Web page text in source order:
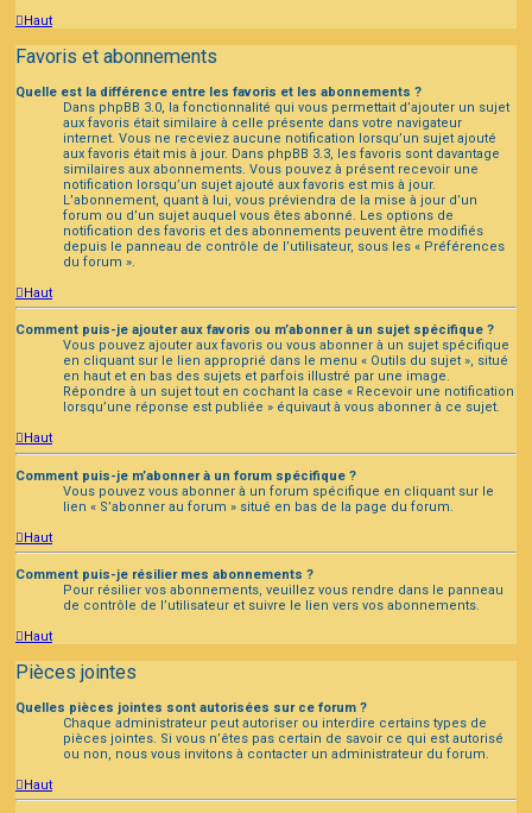
Haut
Favoris et abonnements
Quelle est la différence entre les favoris et les abonnements ?
Dans phpBB 3.0, la fonctionnalité qui vous permettait d’ajouter un sujet
aux favoris était similaire à celle présente dans votre navigateur
internet. Vous ne receviez aucune notification lorsqu’un sujet ajouté
aux favoris était mis à jour. Dans phpBB 3.3, les favoris sont davantage
similaires aux abonnements. Vous pouvez à présent recevoir une
notification lorsqu’un sujet ajouté aux favoris est mis à jour.
L’abonnement, quant à lui, vous préviendra de la mise à jour d’un
forum ou d’un sujet auquel vous êtes abonné. Les options de
notification des favoris et des abonnements peuvent être modifiés
depuis le panneau de contrôle de l’utilisateur, sous les « Préférences
du forum ».
Haut
Comment puis-je ajouter aux favoris ou m’abonner à un sujet spécifique ?
Vous pouvez ajouter aux favoris ou vous abonner à un sujet spécifique
en cliquant sur le lien approprié dans le menu « Outils du sujet », situé
en haut et en bas des sujets et parfois illustré par une image.
Répondre à un sujet tout en cochant la case « Recevoir une notification
lorsqu’une réponse est publiée » équivaut à vous abonner à ce sujet.
Haut
Comment puis-je m’abonner à un forum spécifique ?
Vous pouvez vous abonner à un forum spécifique en cliquant sur le
lien « S’abonner au forum » situé en bas de la page du forum.
Haut
Comment puis-je résilier mes abonnements ?
Pour résilier vos abonnements, veuillez vous rendre dans le panneau
de contrôle de l’utilisateur et suivre le lien vers vos abonnements.
Haut
Pièces jointes
Quelles pièces jointes sont autorisées sur ce forum ?
Chaque administrateur peut autoriser ou interdire certains types de
pièces jointes. Si vous n’êtes pas certain de savoir ce qui est autorisé
ou non, nous vous invitons à contacter un administrateur du forum.
Haut